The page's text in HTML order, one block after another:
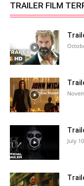
TRAILER FILM
July